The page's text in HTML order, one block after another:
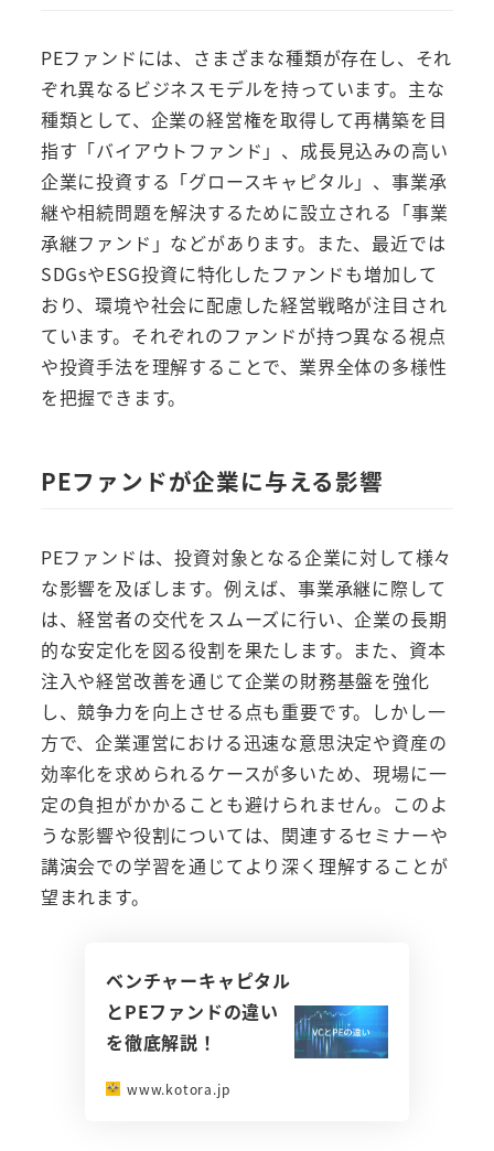
PEファンドには、さまざまな種類が存在し、それ
ぞれ異なるビジネスモデルを持っています。主な
種類として、企業の経営権を取得して再構築を目
指す「バイアウトファンド」、成長見込みの高い
企業に投資する「グロースキャピタル」、事業承
継や相続問題を解決するために設立される「事業
承継ファンド」などがあります。また、最近では
SDGsやESG投資に特化したファンドも増加して
おり、環境や社会に配慮した経営戦略が注目され
ています。それぞれのファンドが持つ異なる視点
や投資手法を理解することで、業界全体の多様性
を把握できます。
PEファンドが企業に与える影響
PEファンドは、投資対象となる企業に対して様々
な影響を及ぼします。例えば、事業承継に際して
は、経営者の交代をスムーズに行い、企業の長期
的な安定化を図る役割を果たします。また、資本
注入や経営改善を通じて企業の財務基盤を強化
し、競争力を向上させる点も重要です。しかし一
方で、企業運営における迅速な意思決定や資産の
効率化を求められるケースが多いため、現場に一
定の負担がかかることも避けられません。このよ
うな影響や役割については、関連するセミナーや
講演会での学習を通じてより深く理解することが
望まれます。
ベンチャーキャピタル
とPEファンドの違い
を徹底解説！
www.kotora.jp